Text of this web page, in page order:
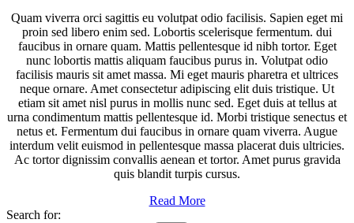
Quam viverra orci sagittis eu volutpat odio facilisis. Sapien eget mi
proin sed libero enim sed. Lobortis scelerisque fermentum. dui
faucibus in ornare quam. Mattis pellentesque id nibh tortor. Eget
nunc lobortis mattis aliquam faucibus purus in. Volutpat odio
facilisis mauris sit amet massa. Mi eget mauris pharetra et ultrices
neque ornare. Amet consectetur adipiscing elit duis tristique. Ut
etiam sit amet nisl purus in mollis nunc sed. Eget duis at tellus at
urna condimentum mattis pellentesque id. Morbi tristique senectus et
netus et. Fermentum dui faucibus in ornare quam viverra. Augue
interdum velit euismod in pellentesque massa placerat duis ultricies.
Ac tortor dignissim convallis aenean et tortor. Amet purus gravida
quis blandit turpis cursus.
Read More
Search for: